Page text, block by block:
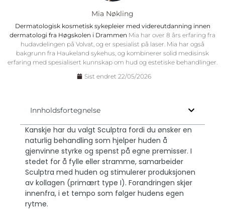
Mia Nøkling
Dermatologisk kosmetisk sykepleier med videreutdanning innen
dermatologi fra Høgskolen i Drammen Mia har over 8 års erfaring fra
hudavdelingen på Volvat, og er spesialist på laser. Mia har også
bakgrunn fra Haukeland sykehus, og kombinerer solid medisinsk
erfaring med spesialisert kunnskap om hud og estetiske behandlinger.
Sist endret 22/05/2026
Innholdsfortegnelse
Kanskje har du valgt Sculptra fordi du ønsker en
naturlig behandling som hjelper huden å
gjenvinne styrke og spenst på egne premisser. I
stedet for å fylle eller stramme, samarbeider
Sculptra med huden og stimulerer produksjonen
av kollagen (primært type I). Forandringen skjer
innenfra, i et tempo som følger hudens egen
rytme.